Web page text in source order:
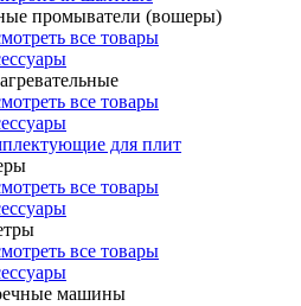
промыватели (вошеры)
все товары
все товары
для плит
все товары
все товары
машины